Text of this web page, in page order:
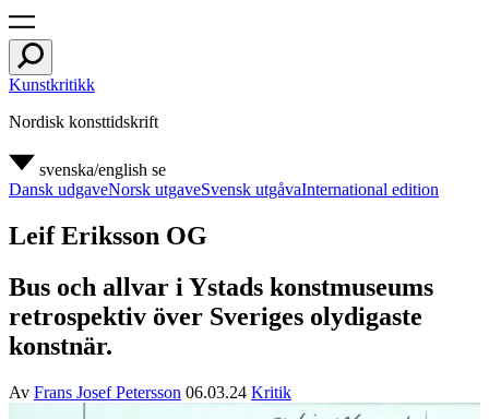
Kunstkritikk
Nordisk konsttidskrift
svenska/english se
Dansk udgaveNorsk utgaveSvensk utgåvaInternational edition
Leif Eriksson OG
Bus och allvar i Ystads konstmuseums
retrospektiv över Sveriges olydigaste
konstnär.
Av Frans Josef Petersson 06.03.24 Kritik